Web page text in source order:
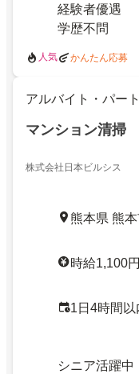
経験者優遇
学歴不問
人気 かんたん応募
アルバイト・パート
マンション清掃
株式会社日本ビルシス
熊本県 熊
時給1,100
1日4時間以
シニア活躍中